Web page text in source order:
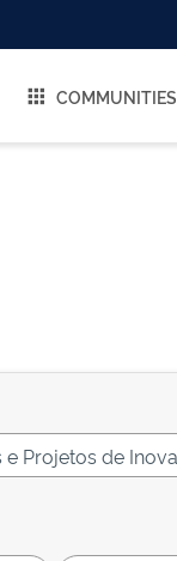
COMMUNITIES